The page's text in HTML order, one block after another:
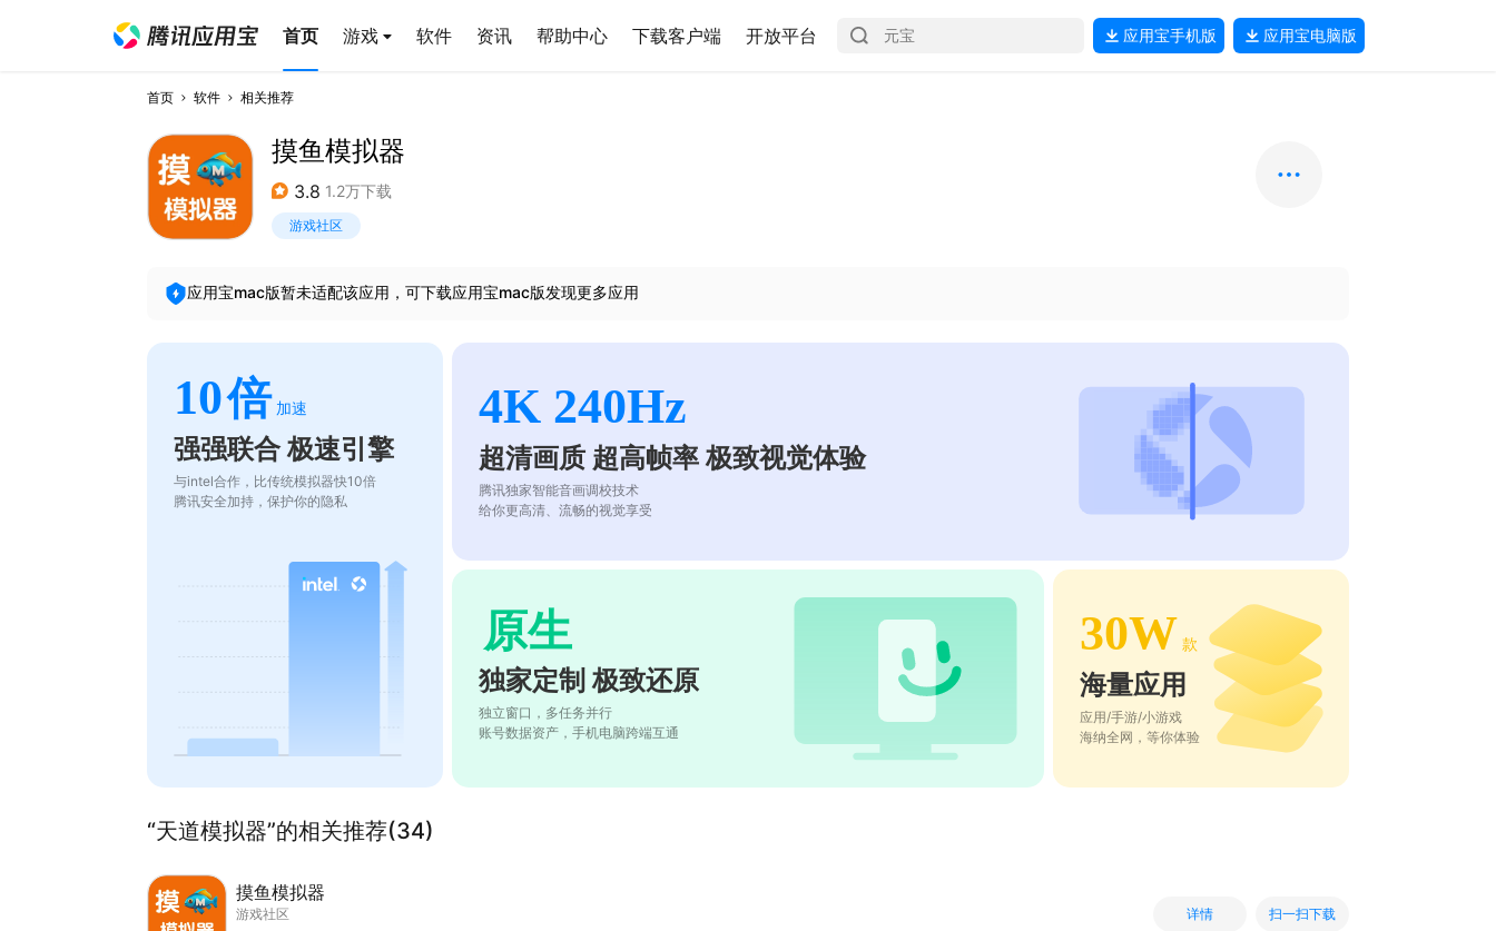
首页 游戏 软件 资讯 帮助中心 下载客户端 开放平台 应用宝手机版 应用宝电脑版
首页 软件 相关推荐
摸鱼模拟器
3.8 1.2万下载
游戏社区
应用宝mac版暂未适配该应用，可下载应用宝mac版发现更多应用
10倍 加速
强强联合 极速引擎
与intel合作，比传统模拟器快10倍
腾讯安全加持，保护你的隐私
4K 240Hz
超清画质 超高帧率 极致视觉体验
腾讯独家智能音画调校技术
给你更高清、流畅的视觉享受
原生
独家定制 极致还原
独立窗口，多任务并行
账号数据资产，手机电脑跨端互通
30W 款
海量应用
应用/手游/小游戏
海纳全网，等你体验
“天道模拟器”的相关推荐(34)
摸鱼模拟器
游戏社区
详情 扫一扫下载